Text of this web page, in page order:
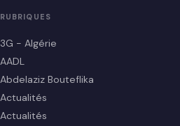
RUBRIQUES
3G - Algérie
AADL
Abdelaziz Bouteflika
Actualités
Actualités